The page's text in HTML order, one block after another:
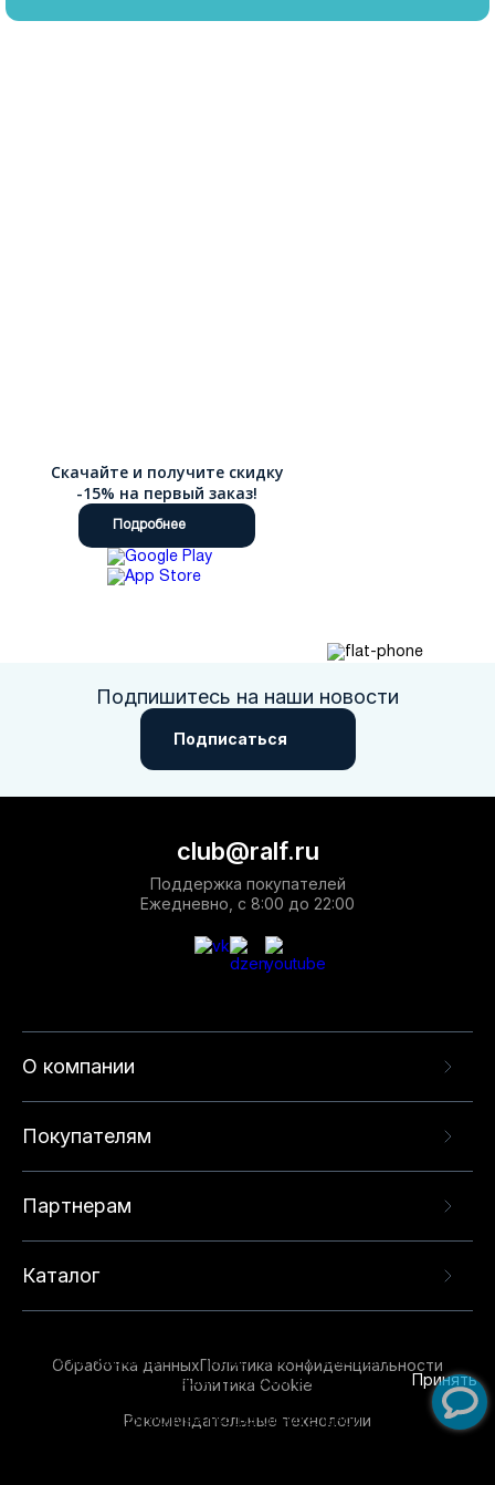
Скачайте и получите скидку
-15% на первый заказ!
Подробнее
Подпишитесь на наши новости
Подписаться
О компании
Покупателям
Партнерам
Каталог
club@ralf.ru
Поддержка покупателей
Ежедневно, с 8:00 до 22:00
Обработка данныхПолитика конфиденциальности
Политика Cookie
Рекомендательные технологии
опыта на нашем сайте. Продолжая использовать
данный сайт, вы соглашаетесь с использованием
технологий. Для получения дополнительной
Принять